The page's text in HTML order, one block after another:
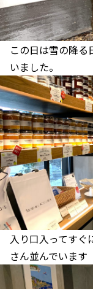
この日は雪の降る
いました。
入り口入ってすぐ
さん並んでいます